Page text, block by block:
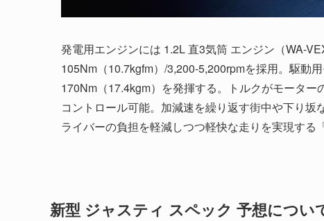
発電用エンジンには 1.2L 直3気筒 エンジン（WA-
105Nm（10.7kgfm）/3,200-5,200rpmを採用。駆動
170Nm（17.4kgm）を発揮する。トルクがモータ
コントロール可能。加減速を繰り返す街中や下り
ライバーの負担を軽減しつつ軽快な走りを実現す
新型 ジャスティ スペック 予想につい